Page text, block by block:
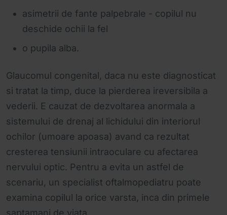
asimetrii de fante palpebrale - copilul nu
deschide ochii la fel
o pupila alba.
Glaucomul congenital, daca nu este diagnosticat
si tratat la timp, duce la pierderea ireversibila a
vederii. E cauzat de dezvoltarea anormala a
sistemului de drenaj al lichidului din interiorul
ochilor (umoare apoasa) avand ca rezultat
cresterea tensiunii intraoculare cu afectarea
nervului optic. Pentru a evita un astfel de
scenariu, un specialist oftalmopediatru poate
examina copilul la orice varsta, inca din primele
saptamani de viata.